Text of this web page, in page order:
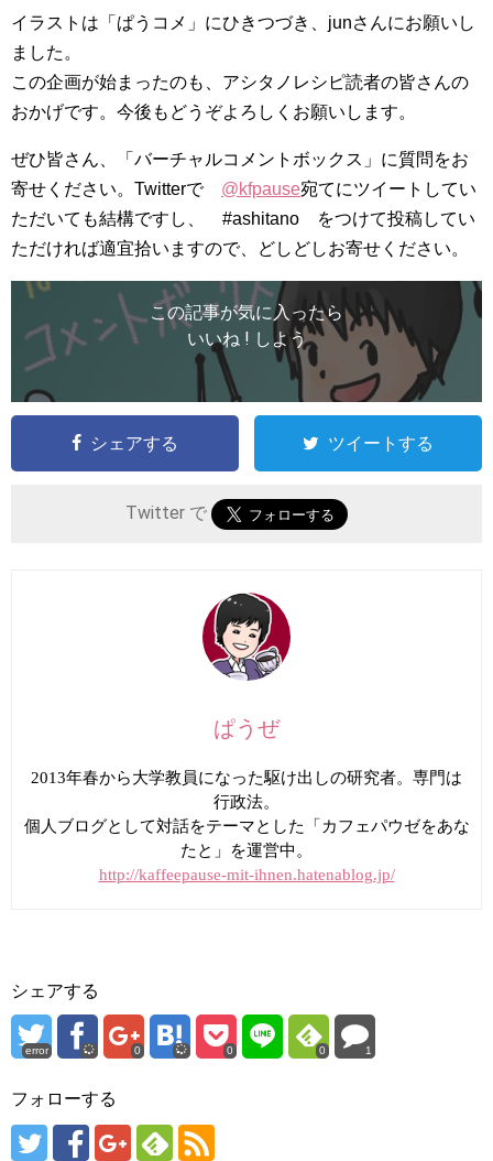
イラストは「ぱうコメ」にひきつづき、junさんにお願いし
ました。
この企画が始まったのも、アシタノレシピ読者の皆さんの
おかげです。今後もどうぞよろしくお願いします。
ぜひ皆さん、「バーチャルコメントボックス」に質問をお
寄せください。Twitterで @kfpause宛てにツイートしてい
ただいても結構ですし、 #ashitano をつけて投稿してい
ただければ適宜拾いますので、どしどしお寄せください。
この記事が気に入ったら
いいね ! しよう
シェアする ツイートする
Twitter で
ぱうぜ
2013年春から大学教員になった駆け出しの研究者。専門は
行政法。
個人ブログとして対話をテーマとした「カフェパウゼをあな
たと」を運営中。
http://kaffeepause-mit-ihnen.hatenablog.jp/
シェアする
error 0 0 0 1
フォローする